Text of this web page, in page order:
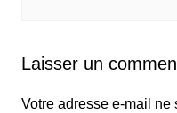
Laisser un
Votre adresse e-mail ne